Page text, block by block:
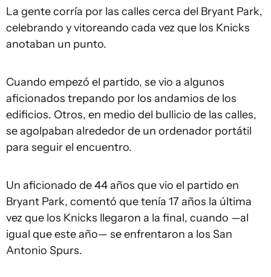
La gente corría por las calles cerca del Bryant Park,
celebrando y vitoreando cada vez que los Knicks
anotaban un punto.
Cuando empezó el partido, se vio a algunos
aficionados trepando por los andamios de los
edificios. Otros, en medio del bullicio de las calles,
se agolpaban alrededor de un ordenador portátil
para seguir el encuentro.
Un aficionado de 44 años que vio el partido en
Bryant Park, comentó que tenía 17 años la última
vez que los Knicks llegaron a la final, cuando —al
igual que este año— se enfrentaron a los San
Antonio Spurs.